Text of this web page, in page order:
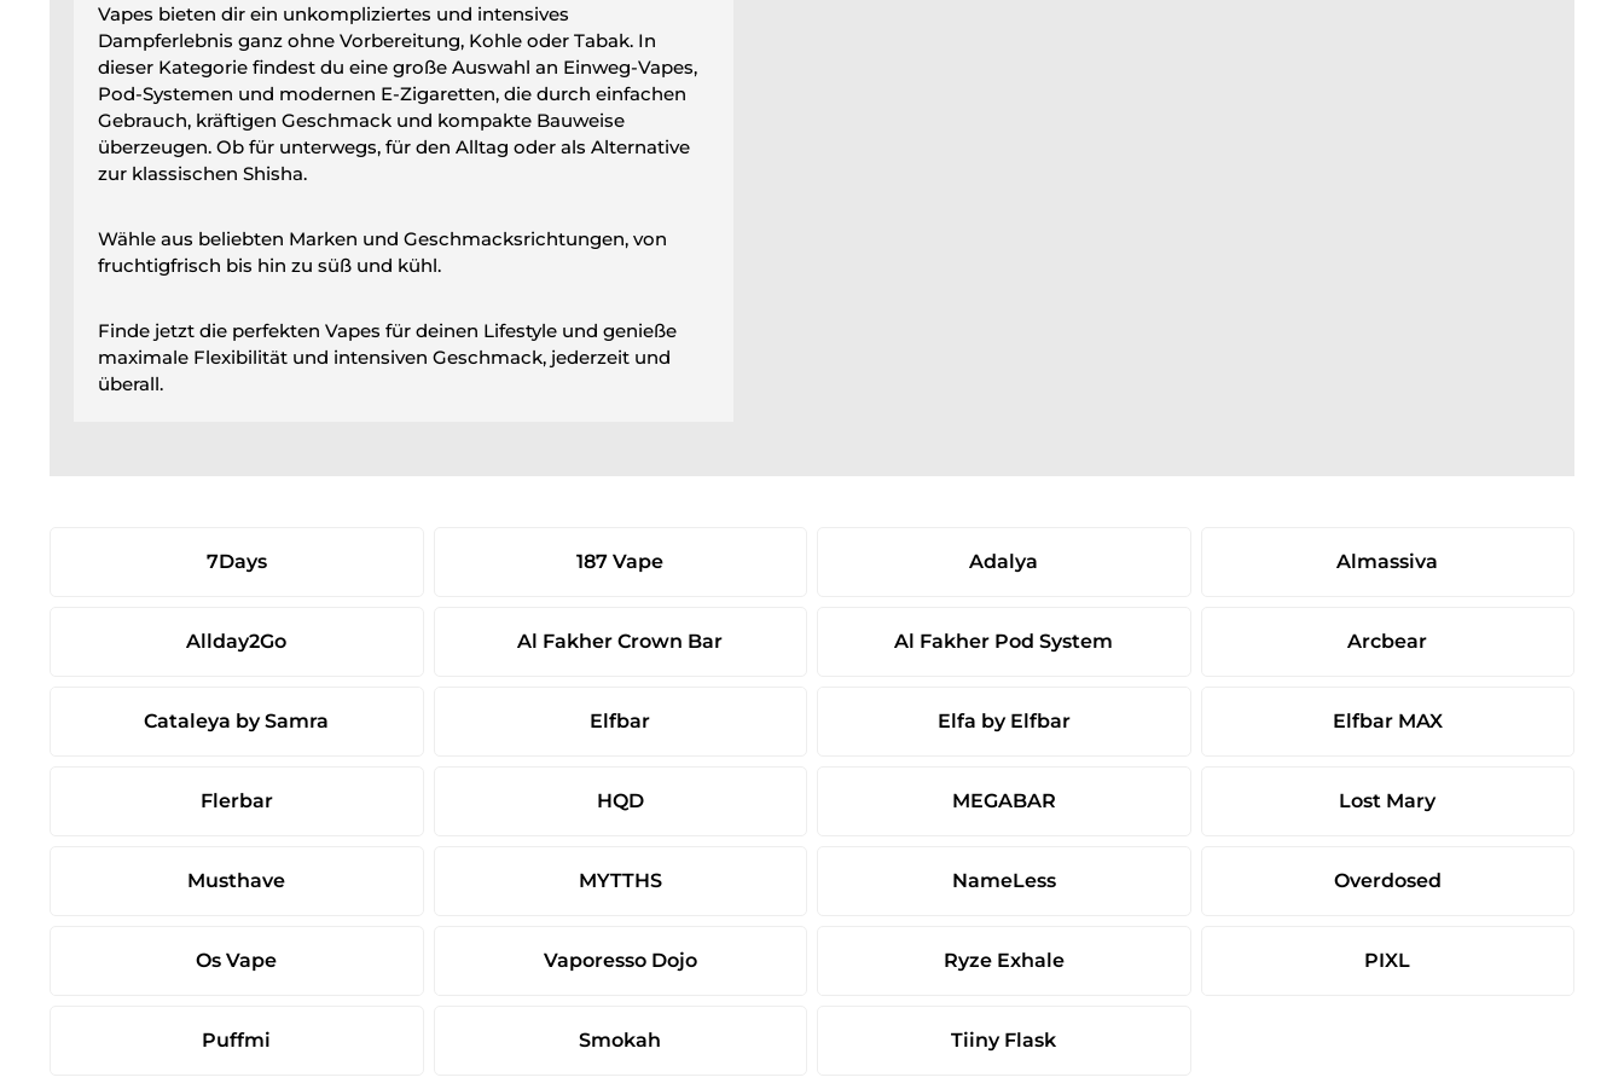
Vapes bieten dir ein unkompliziertes und intensives
Dampferlebnis ganz ohne Vorbereitung, Kohle oder Tabak. In
dieser Kategorie findest du eine große Auswahl an Einweg-Vapes,
Pod-Systemen und modernen E-Zigaretten, die durch einfachen
Gebrauch, kräftigen Geschmack und kompakte Bauweise
überzeugen. Ob für unterwegs, für den Alltag oder als Alternative
zur klassischen Shisha.
Wähle aus beliebten Marken und Geschmacksrichtungen, von
fruchtigfrisch bis hin zu süß und kühl.
Finde jetzt die perfekten Vapes für deinen Lifestyle und genieße
maximale Flexibilität und intensiven Geschmack, jederzeit und
überall.
7Days 187 Vape Adalya Almassiva
Allday2Go Al Fakher Crown Bar Al Fakher Pod System Arcbear
Cataleya by Samra Elfbar Elfa by Elfbar Elfbar MAX
Flerbar HQD MEGABAR Lost Mary
Musthave MYTTHS NameLess Overdosed
Os Vape Vaporesso Dojo Ryze Exhale PIXL
Puffmi Smokah Tiiny Flask